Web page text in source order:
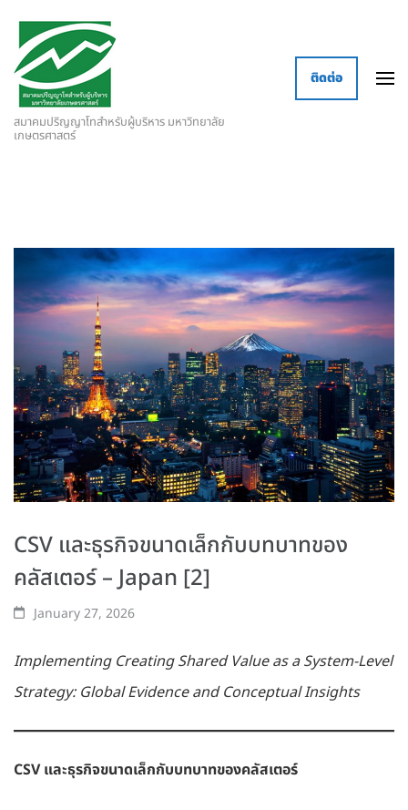
สมาคมปริญญาโทสำหรับผู้บริหาร มหาวิทยาลัย
เกษตรศาสตร์
ติดต่อ
CSV และธุรกิจขนาดเล็กกับบทบาทของ
คลัสเตอร์ – Japan [2]
January 27, 2026
Implementing Creating Shared Value as a System-Level
Strategy: Global Evidence and Conceptual Insights
CSV และธุรกิจขนาดเล็กกับบทบาทของคลัสเตอร์